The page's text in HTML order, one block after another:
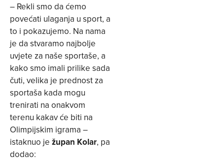
– Rekli smo da ćemo
povećati ulaganja u sport, a
to i pokazujemo. Na nama
je da stvaramo najbolje
uvjete za naše sportaše, a
kako smo imali prilike sada
čuti, velika je prednost za
sportaša kada mogu
trenirati na onakvom
terenu kakav će biti na
Olimpijskim igrama –
istaknuo je župan Kolar, pa
dodao: